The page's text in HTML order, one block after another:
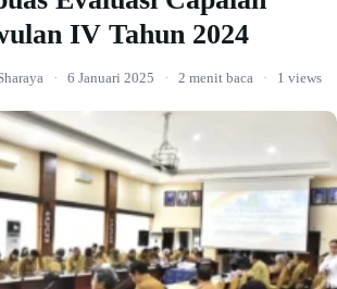
IV Tahun 2024
· 6 Januari 2025 · 2 menit baca · 1 views